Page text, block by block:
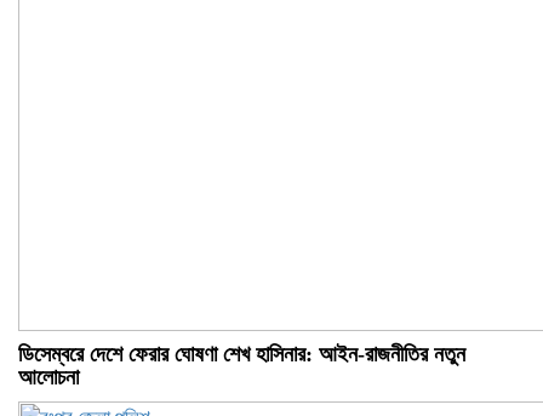
ডিসেম্বরে দেশে ফেরার ঘোষণা শেখ হাসিনার: আইন-রাজনীতির নতুন
আলোচনা